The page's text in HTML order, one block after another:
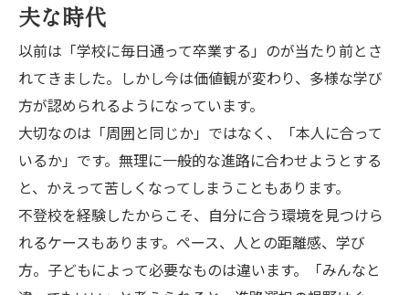
夫な時代
以前は「学校に毎日通って卒業する」のが当たり前とさ
れてきました。しかし今は価値観が変わり、多様な学び
方が認められるようになっています。
大切なのは「周囲と同じか」ではなく、「本人に合って
いるか」です。無理に一般的な進路に合わせようとする
と、かえって苦しくなってしまうこともあります。
不登校を経験したからこそ、自分に合う環境を見つけら
れるケースもあります。ペース、人との距離感、学び
方。子どもによって必要なものは違います。「みんなと